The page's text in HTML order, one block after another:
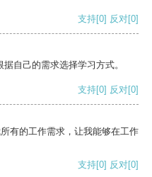
支持[0] 反对[0]
自己的需求选择学习方式。
支持[0] 反对[0]
有的工作需求，让我能够在工作
支持[0] 反对[0]